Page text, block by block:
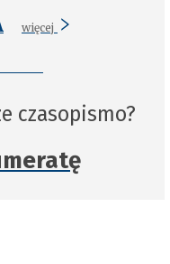
więcej
czasopismo?